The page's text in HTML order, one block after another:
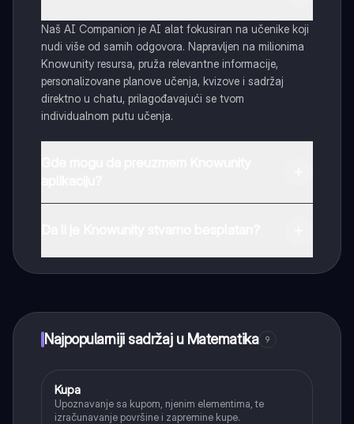
Naš AI Companion je AI alat fokusiran na učenike koji
nudi više od samih odgovora. Napravljen na milionima
Knowunity resursa, pruža relevantne informacije,
personalizovane planove učenja, kvizove i sadržaj
direktno u chatu, prilagođavajući se tvom
individualnom putu učenja.
Najpopularniji sadržaj u Matematika 9
Matematika
Kupa
Upoznavanje sa kupom, njenim elementima, te
izračunavanje površine i zapremine kupe.